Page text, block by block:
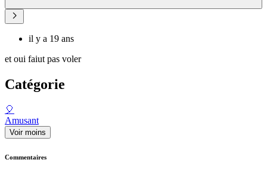
il y a 19 ans
et oui faiut pas voler
Catégorie
🎈
Amusant
Voir moins
Commentaires